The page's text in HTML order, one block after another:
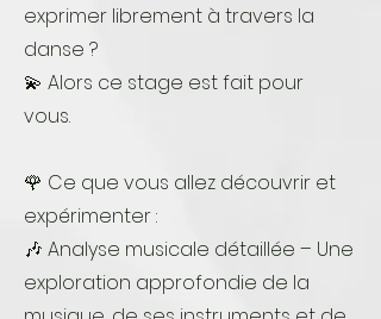
exprimer librement à travers la
danse ?
💫 Alors ce stage est fait pour
vous.
🌹 Ce que vous allez découvrir et
expérimenter :
🎶 Analyse musicale détaillée – Une
exploration approfondie de la